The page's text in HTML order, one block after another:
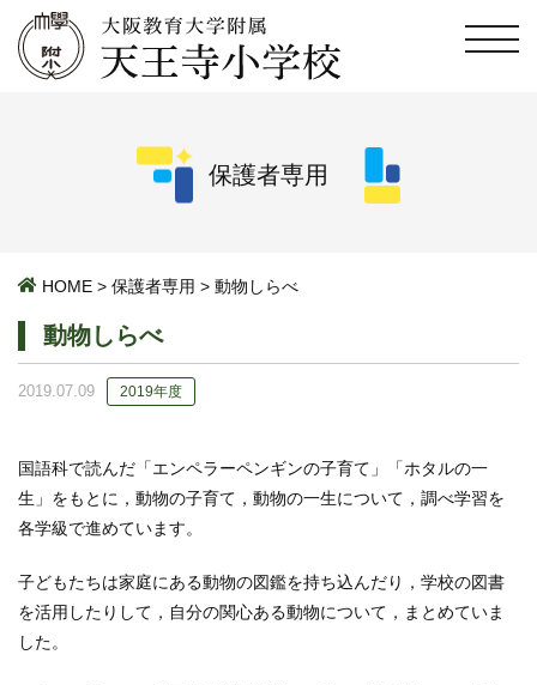
保護者専用
HOME > 保護者専用 > 動物しらべ
動物しらべ
2019.07.09 2019年度
国語科で読んだ「エンペラーペンギンの子育て」「ホタルの一
生」をもとに，動物の子育て，動物の一生について，調べ学習を
各学級で進めています。
子どもたちは家庭にある動物の図鑑を持ち込んだり，学校の図書
を活用したりして，自分の関心ある動物について，まとめていま
した。